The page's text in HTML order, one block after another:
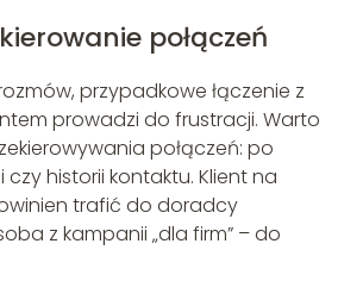
połączeń
przypadkowe łączenie z
prowadzi do frustracji. Warto
połączeń: po
historii kontaktu. Klient na
trafić do doradcy
z kampanii „dla firm” – do